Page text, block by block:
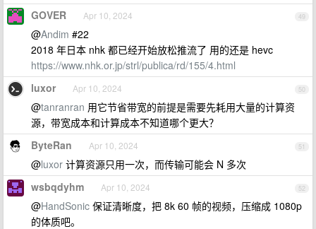
49
GOVER Apr 10, 2024
@Andim #22
2018 年日本 nhk 都已经开始放松推流了 用的还是 hevc
https://www.nhk.or.jp/strl/publica/rd/155/4.html
50
luxor Apr 10, 2024
@tanranran 用它节省带宽的前提是需要先耗用大量的计算资
源，带宽成本和计算成本不知道哪个更大？
51
ByteRan Apr 10, 2024
@luxor 计算资源只用一次，而传输可能会 N 多次
52
wsbqdyhm Apr 10, 2024
@HandSonic 保证清晰度，把 8k 60 帧的视频，压缩成 1080p
的体质吧。